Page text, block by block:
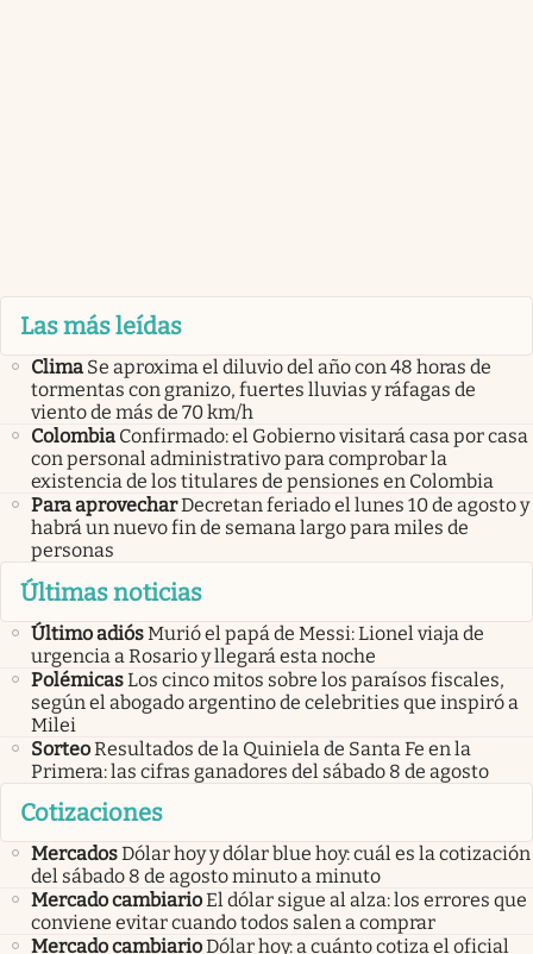
Las más leídas
Clima Se aproxima el diluvio del año con 48 horas de
tormentas con granizo, fuertes lluvias y ráfagas de
viento de más de 70 km/h
Colombia Confirmado: el Gobierno visitará casa por casa
con personal administrativo para comprobar la
existencia de los titulares de pensiones en Colombia
Para aprovecharDecretan feriado el lunes 10 de agosto y
habrá un nuevo fin de semana largo para miles de
personas
Últimas noticias
Último adiósMurió el papá de Messi: Lionel viaja de
urgencia a Rosario y llegará esta noche
PolémicasLos cinco mitos sobre los paraísos fiscales,
según el abogado argentino de celebrities que inspiró a
Milei
SorteoResultados de la Quiniela de Santa Fe en la
Primera: las cifras ganadores del sábado 8 de agosto
Cotizaciones
MercadosDólar hoy y dólar blue hoy: cuál es la cotización
del sábado 8 de agosto minuto a minuto
Mercado cambiarioEl dólar sigue al alza: los errores que
conviene evitar cuando todos salen a comprar
Mercado cambiarioDólar hoy: a cuánto cotiza el oficial